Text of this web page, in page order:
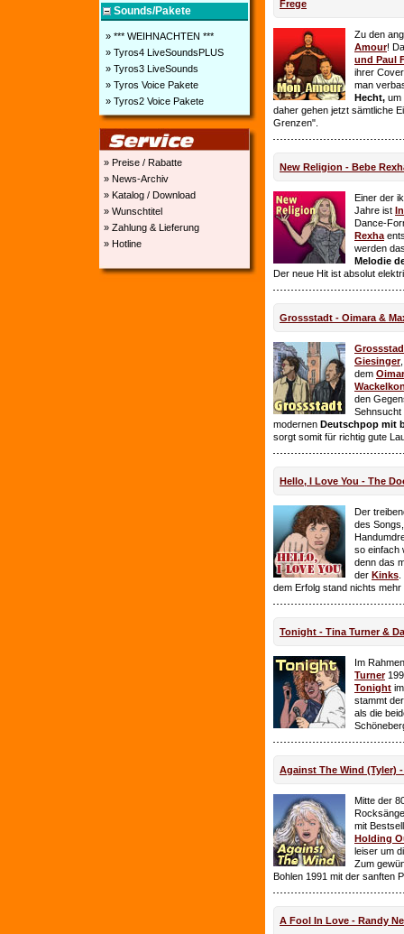
Sounds/Pakete
» *** WEIHNACHTEN ***
» Tyros4 LiveSoundsPLUS
» Tyros3 LiveSounds
» Tyros Voice Pakete
» Tyros2 Voice Pakete
» Preise / Rabatte
» News-Archiv
» Katalog / Download
» Wunschtitel
» Zahlung & Lieferung
» Hotline
Frege
Zu den
Amour!
und Paul
ihrer
man
Hecht, um
daher gehen jetzt sämtliche
Grenzen".
New Religion - Bebe
Einer der
Jahre ist
Dance-
Rexha
werden
Melodie
Der neue Hit ist absolut
Grossstadt - Oimara &
Giesinger
dem
den
Sehnsucht
modernen Deutschpop mit
sorgt somit für richtig gute
Hello, I Love You - The
Der
des
so einfach
denn das
der Kinks
dem Erfolg stand nichts mehr
Tonight - Tina Turner &
Im
Turner
Tonight
stammt
als die
Against The Wind (Tyler)
Mitte der
mit
Holding
leiser um
Zum
Bohlen 1991 mit der sanften
A Fool In Love - Randy